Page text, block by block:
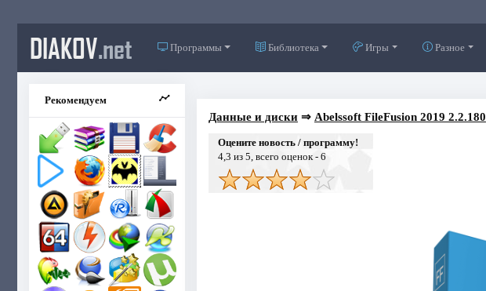
DIAKOV.net Программы Библиотека Игры Разное
Рекомендуем
Данные и диски⇒ Abelssoft FileFusion 2019 2.2.180
Оцените новость / программу!
4,3 из 5, всего оценок - 6